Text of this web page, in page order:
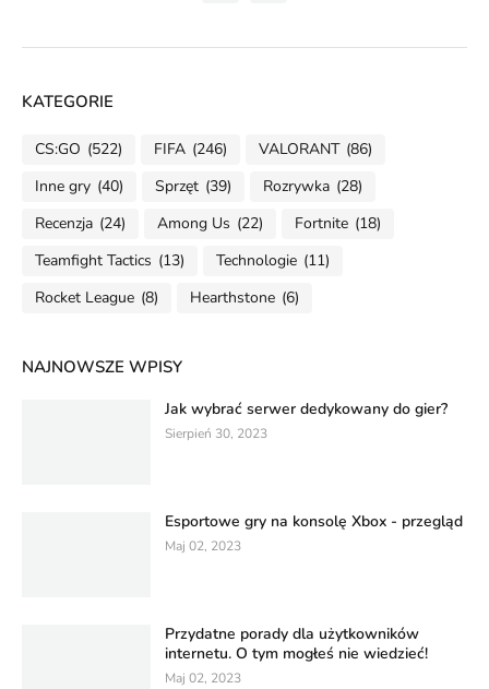
KATEGORIE
CS:GO (522) FIFA (246) VALORANT (86)
Inne gry (40) Sprzęt (39) Rozrywka (28)
Recenzja (24) Among Us (22) Fortnite (18)
Teamfight Tactics (13) Technologie (11)
Rocket League (8) Hearthstone (6)
NAJNOWSZE WPISY
Jak wybrać serwer dedykowany do gier?
Sierpień 30, 2023
Esportowe gry na konsolę Xbox - przegląd
Maj 02, 2023
Przydatne porady dla użytkowników
internetu. O tym mogłeś nie wiedzieć!
Maj 02, 2023